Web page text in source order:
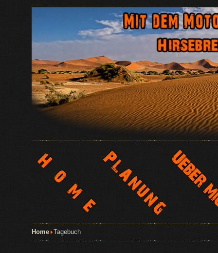
Home Tagebuch